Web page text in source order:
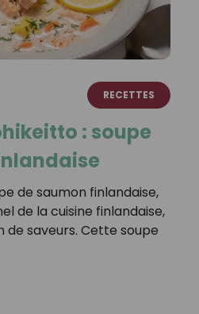
RECETTES
: soupe
de saumon finlandaise,
de la cuisine finlandaise,
saveurs. Cette soupe